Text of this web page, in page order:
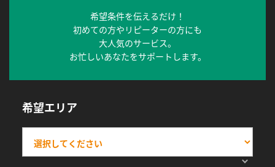
希望条件を伝えるだけ！
初めての方やリピーターの方にも
大人気のサービス。
お忙しいあなたをサポートします。
希望エリア